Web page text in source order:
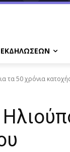
τα 50 χρόνια